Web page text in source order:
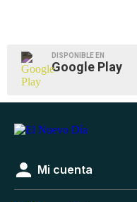
DISPONIBLE EN
Google Play
Mi cuenta